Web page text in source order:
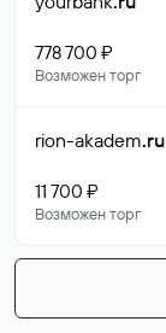
778 700 ₽
Возможен торг
rion-akadem.ru
11 700 ₽
Возможен торг